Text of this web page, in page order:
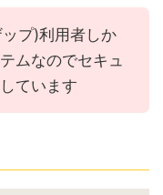
プ)利用者しか
ムなのでセキュ
ています